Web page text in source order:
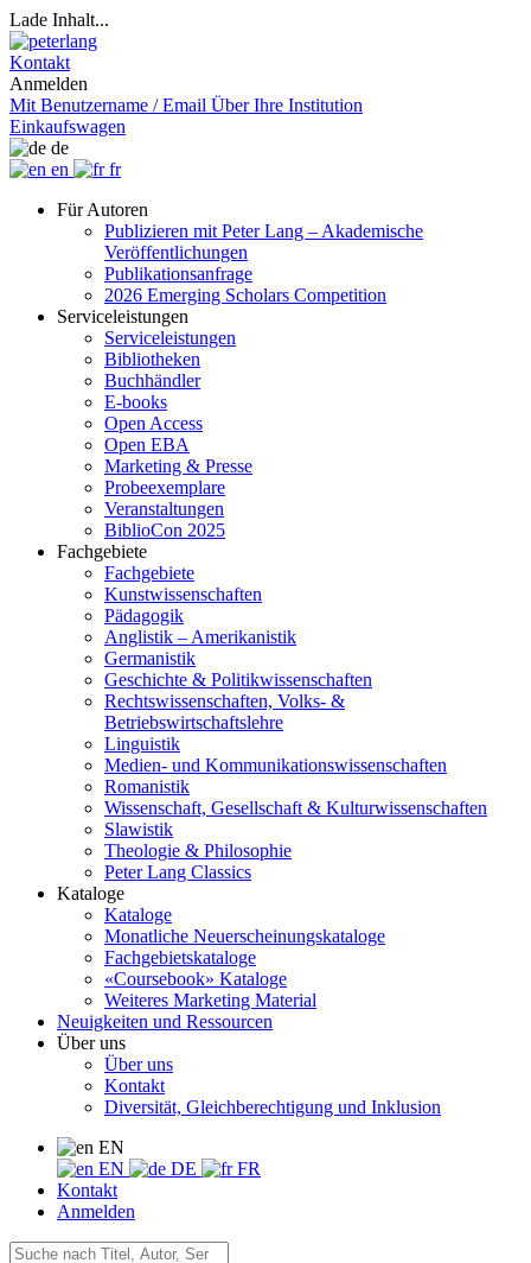
Lade Inhalt...
Kontakt
Anmelden
Mit Benutzername / Email Über Ihre Institution
Einkaufswagen
de
en
fr
Für Autoren
Publizieren mit Peter Lang – Akademische
Veröffentlichungen
Publikationsanfrage
2026 Emerging Scholars Competition
Serviceleistungen
Serviceleistungen
Bibliotheken
Buchhändler
E-books
Open Access
Open EBA
Marketing & Presse
Probeexemplare
Veranstaltungen
BiblioCon 2025
Fachgebiete
Fachgebiete
Kunstwissenschaften
Pädagogik
Anglistik – Amerikanistik
Germanistik
Geschichte & Politikwissenschaften
Rechtswissenschaften, Volks- &
Betriebswirtschaftslehre
Linguistik
Medien- und Kommunikationswissenschaften
Romanistik
Wissenschaft, Gesellschaft & Kulturwissenschaften
Slawistik
Theologie & Philosophie
Peter Lang Classics
Kataloge
Kataloge
Monatliche Neuerscheinungskataloge
Fachgebietskataloge
«Coursebook» Kataloge
Weiteres Marketing Material
Neuigkeiten und Ressourcen
Über uns
Über uns
Kontakt
Diversität, Gleichberechtigung und Inklusion
EN
EN
DE
FR
Kontakt
Anmelden